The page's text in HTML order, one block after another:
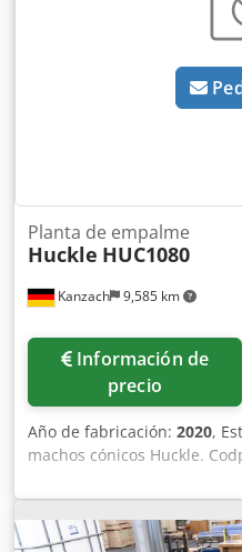
sobrecarga. Todas las
Ropfx Ai Sja Sistema
de fresado: 22,00 kW.
Enfriador de aceite: 0,75
Avance de salida: 2,50 kW.
Kanzach 9,585 km
Planta de empalme
Huckle HUC1080
Información de
precio
Año de fabricación: 2020,
machos cónicos Huckle.